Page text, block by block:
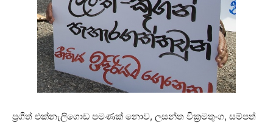
ප්‍රගීත් එක්නැලිගොඩ පමණක් නොව, ලසන්ත වික්‍රමතුංග, සම්පත්